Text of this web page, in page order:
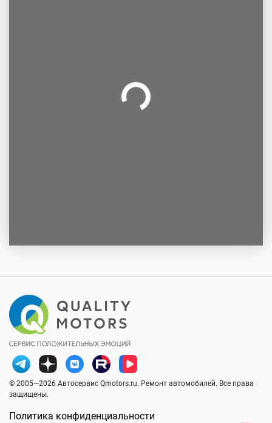
© 2005—2026 Автосервис Qmotors.ru. Ремонт автомобилей. Все права
защищены.
Политика конфиденциальности